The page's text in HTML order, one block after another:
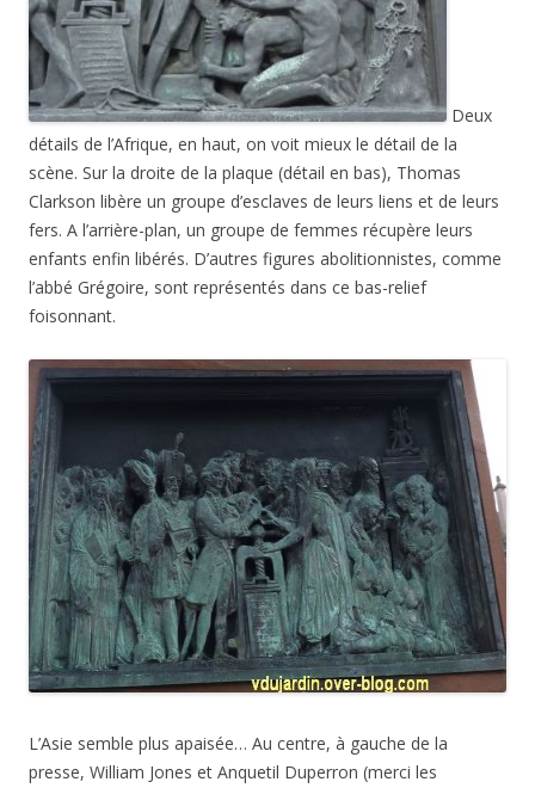
Deux
détails de l’Afrique, en haut, on voit mieux le détail de la
scène. Sur la droite de la plaque (détail en bas), Thomas
Clarkson libère un groupe d’esclaves de leurs liens et de leurs
fers. A l’arrière-plan, un groupe de femmes récupère leurs
enfants enfin libérés. D’autres figures abolitionnistes, comme
l’abbé Grégoire, sont représentés dans ce bas-relief
foisonnant.
L’Asie semble plus apaisée… Au centre, à gauche de la
presse, William Jones et Anquetil Duperron (merci les